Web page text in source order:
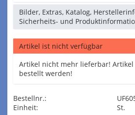
Bilder, Extras, Katalog,
Sicherheits- und
Artikel ist nicht verfügbar
Artikel nicht mehr lieferbar!
bestellt werden!
Bestellnr.:
Einheit:
St.